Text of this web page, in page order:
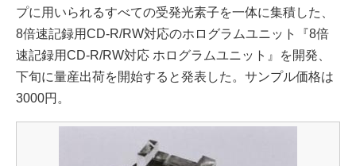
プに用いられるすべての受発光素子を一体に集積した、
8倍速記録用CD-R/RW対応のホログラムユニット『8倍
速記録用CD-R/RW対応 ホログラムユニット』を開発、
下旬に量産出荷を開始すると発表した。サンプル価格は
3000円。